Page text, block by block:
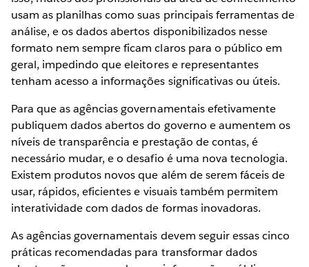
usam as planilhas como suas principais ferramentas de
análise, e os dados abertos disponibilizados nesse
formato nem sempre ficam claros para o público em
geral, impedindo que eleitores e representantes
tenham acesso a informações significativas ou úteis.
Para que as agências governamentais efetivamente
publiquem dados abertos do governo e aumentem os
níveis de transparência e prestação de contas, é
necessário mudar, e o desafio é uma nova tecnologia.
Existem produtos novos que além de serem fáceis de
usar, rápidos, eficientes e visuais também permitem
interatividade com dados de formas inovadoras.
As agências governamentais devem seguir essas cinco
práticas recomendadas para transformar dados